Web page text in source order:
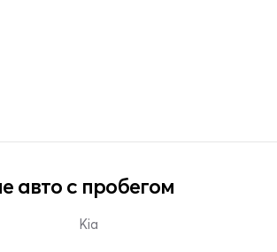
авто с пробегом
Kia